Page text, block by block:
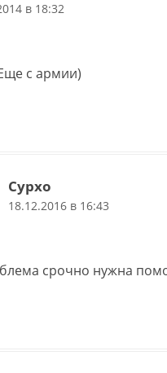
в 18:32
с армии)
Сурхо
18.12.2016 в 16:43
срочно нужна